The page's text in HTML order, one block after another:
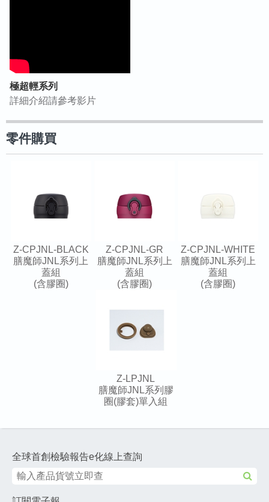
極超輕系列
詳細介紹請參考影片
零件購買
Z-CPJNL-BLACK
膳魔師JNL系列上
蓋組
(含膠圈)
Z-CPJNL-GR
膳魔師JNL系列上
蓋組
(含膠圈)
Z-CPJNL-WHITE
膳魔師JNL系列上
蓋組
(含膠圈)
Z-LPJNL
膳魔師JNL系列膠
圈(膠套)單入組
全球首創檢驗報告e化線上查詢